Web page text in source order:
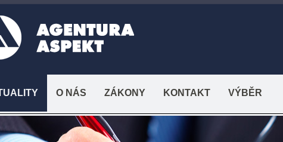
O NÁS ZÁKONY KONTAKT VÝBĚR